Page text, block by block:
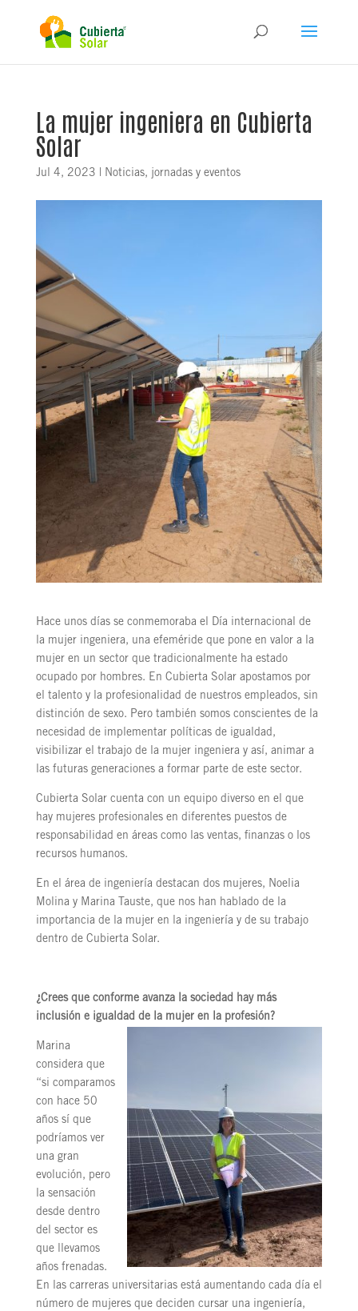
La mujer ingeniera en Cubierta
Solar
Jul 4, 2023 | Noticias, jornadas y eventos
Hace unos días se conmemoraba el Día internacional de
la mujer ingeniera, una efeméride que pone en valor a la
mujer en un sector que tradicionalmente ha estado
ocupado por hombres. En Cubierta Solar apostamos por
el talento y la profesionalidad de nuestros empleados, sin
distinción de sexo. Pero también somos conscientes de la
necesidad de implementar políticas de igualdad,
visibilizar el trabajo de la mujer ingeniera y así, animar a
las futuras generaciones a formar parte de este sector.
Cubierta Solar cuenta con un equipo diverso en el que
hay mujeres profesionales en diferentes puestos de
responsabilidad en áreas como las ventas, finanzas o los
recursos humanos.
En el área de ingeniería destacan dos mujeres, Noelia
Molina y Marina Tauste, que nos han hablado de la
importancia de la mujer en la ingeniería y de su trabajo
dentro de Cubierta Solar.
¿Crees que conforme avanza la sociedad hay más
inclusión e igualdad de la mujer en la profesión?
Marina
considera que
“si comparamos
con hace 50
años sí que
podríamos ver
una gran
evolución, pero
la sensación
desde dentro
del sector es
que llevamos
años frenadas.
En las carreras universitarias está aumentando cada día el
número de mujeres que deciden cursar una ingeniería,